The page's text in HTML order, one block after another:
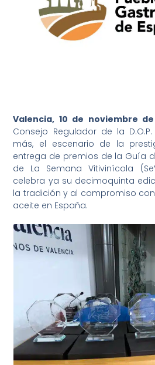
Valencia, 10 de noviembre
Consejo Regulador de la
más, el escenario de la
entrega de premios de la Guía
de La Semana Vitivinícola
celebra ya su decimoquinta
la tradición y al compromiso
aceite en España.